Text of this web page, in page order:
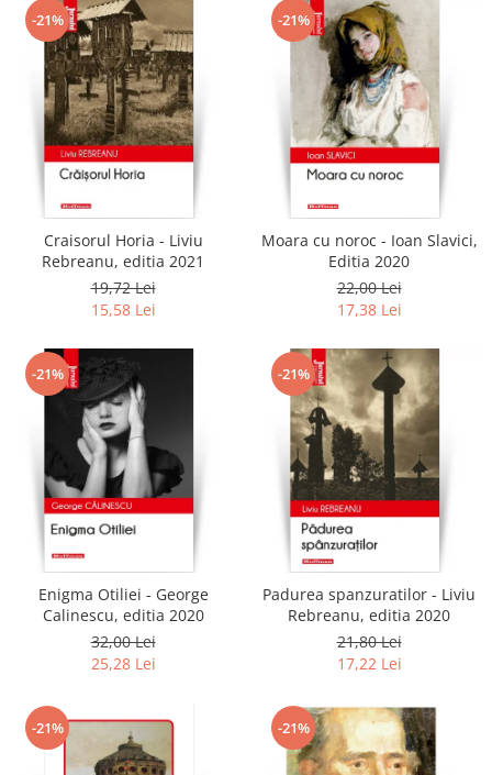
-21%
Craisorul Horia - Liviu
Rebreanu, editia 2021
19,72 Lei
15,58 Lei
-21%
Moara cu noroc - Ioan Slavici,
Editia 2020
22,00 Lei
17,38 Lei
-21%
Enigma Otiliei - George
Calinescu, editia 2020
32,00 Lei
25,28 Lei
-21%
Padurea spanzuratilor - Liviu
Rebreanu, editia 2020
21,80 Lei
17,22 Lei
-21% -21%